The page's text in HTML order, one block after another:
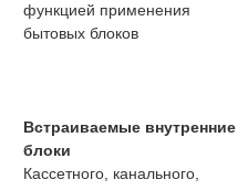
функцией применения
бытовых блоков
Встраиваемые внутренние
блоки
Кассетного, канального,